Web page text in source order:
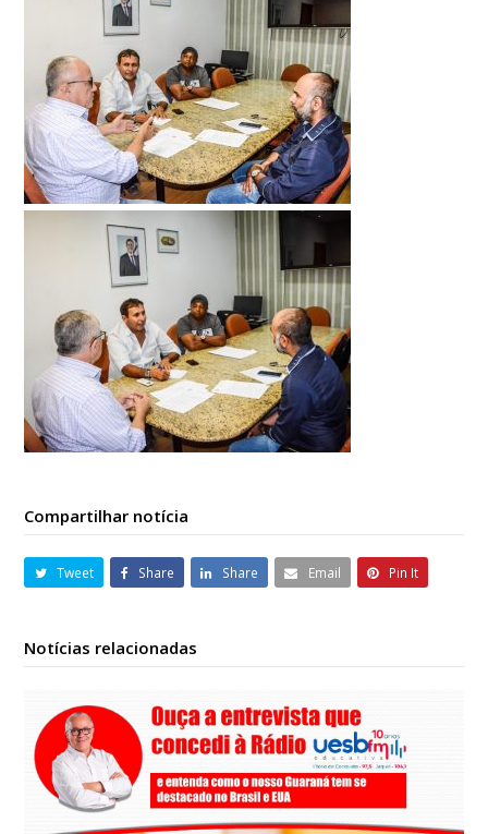
Compartilhar notícia
Tweet Share Share Email Pin It
Notícias relacionadas